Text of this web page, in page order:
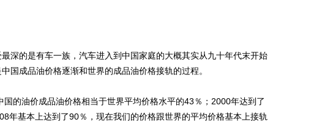
的是有车一族，汽车进入到中国家庭的大概其实从九十年代末开始
国成品油价格逐渐和世界的成品油价格接轨的过程。
油价成品油价格相当于世界平均价格水平的43％；2000年达到了
年基本上达到了90％，现在我们的价格跟世界的平均价格基本上接轨